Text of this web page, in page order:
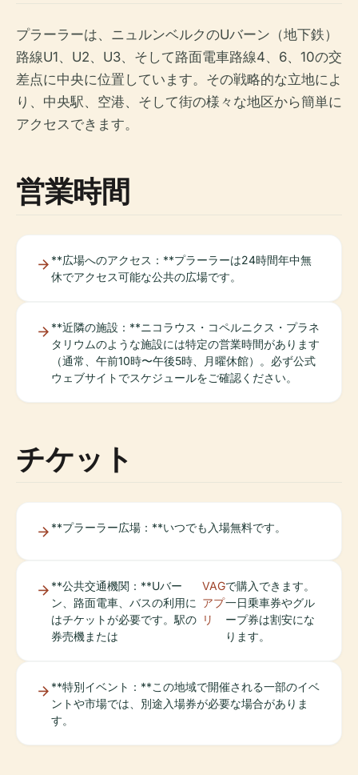
プラーラーは、ニュルンベルクのUバーン（地下鉄）
路線U1、U2、U3、そして路面電車路線4、6、10の交
差点に中央に位置しています。その戦略的な立地によ
り、中央駅、空港、そして街の様々な地区から簡単に
アクセスできます。
営業時間
**広場へのアクセス：**プラーラーは24時間年中無
休でアクセス可能な公共の広場です。
**近隣の施設：**ニコラウス・コペルニクス・プラネ
タリウムのような施設には特定の営業時間があります
（通常、午前10時〜午後5時、月曜休館）。必ず公式
ウェブサイトでスケジュールをご確認ください。
チケット
**プラーラー広場：**いつでも入場無料です。
**公共交通機関：**Uバー
ン、路面電車、バスの利用に
はチケットが必要です。駅の
券売機または
VAG
アプ
リ
で購入できます。
一日乗車券やグル
ープ券は割安にな
ります。
**特別イベント：**この地域で開催される一部のイベ
ントや市場では、別途入場券が必要な場合がありま
す。